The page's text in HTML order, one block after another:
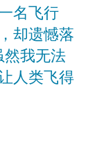
名飞行
却遗憾落
然我无法
人类飞得